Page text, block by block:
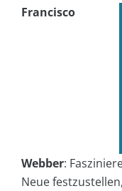
Francisco
Webber:
Neue